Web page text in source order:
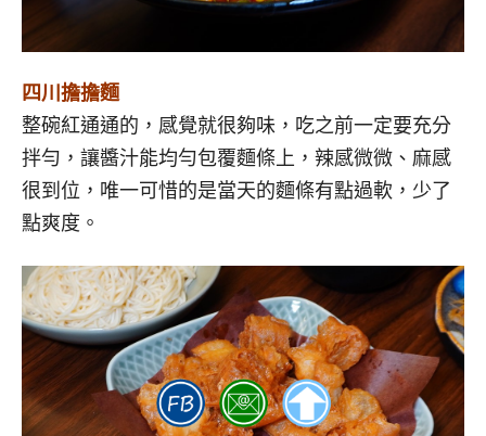
四川擔擔麵
整碗紅通通的，感覺就很夠味，吃之前一定要充分
拌勻，讓醬汁能均勻包覆麵條上，辣感微微、麻感
很到位，唯一可惜的是當天的麵條有點過軟，少了
點爽度。